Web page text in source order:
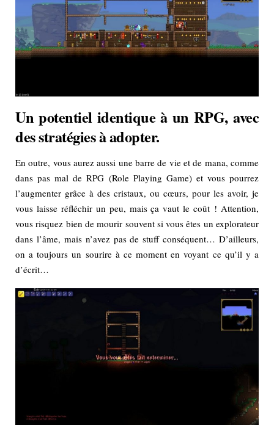
Un potentiel identique à un RPG, avec
des stratégies à adopter.
En outre, vous aurez aussi une barre de vie et de mana, comme
dans pas mal de RPG (Role Playing Game) et vous pourrez
l’augmenter grâce à des cristaux, ou cœurs, pour les avoir, je
vous laisse réfléchir un peu, mais ça vaut le coût ! Attention,
vous risquez bien de mourir souvent si vous êtes un explorateur
dans l’âme, mais n’avez pas de stuff conséquent… D’ailleurs,
on a toujours un sourire à ce moment en voyant ce qu’il y a
d’écrit…